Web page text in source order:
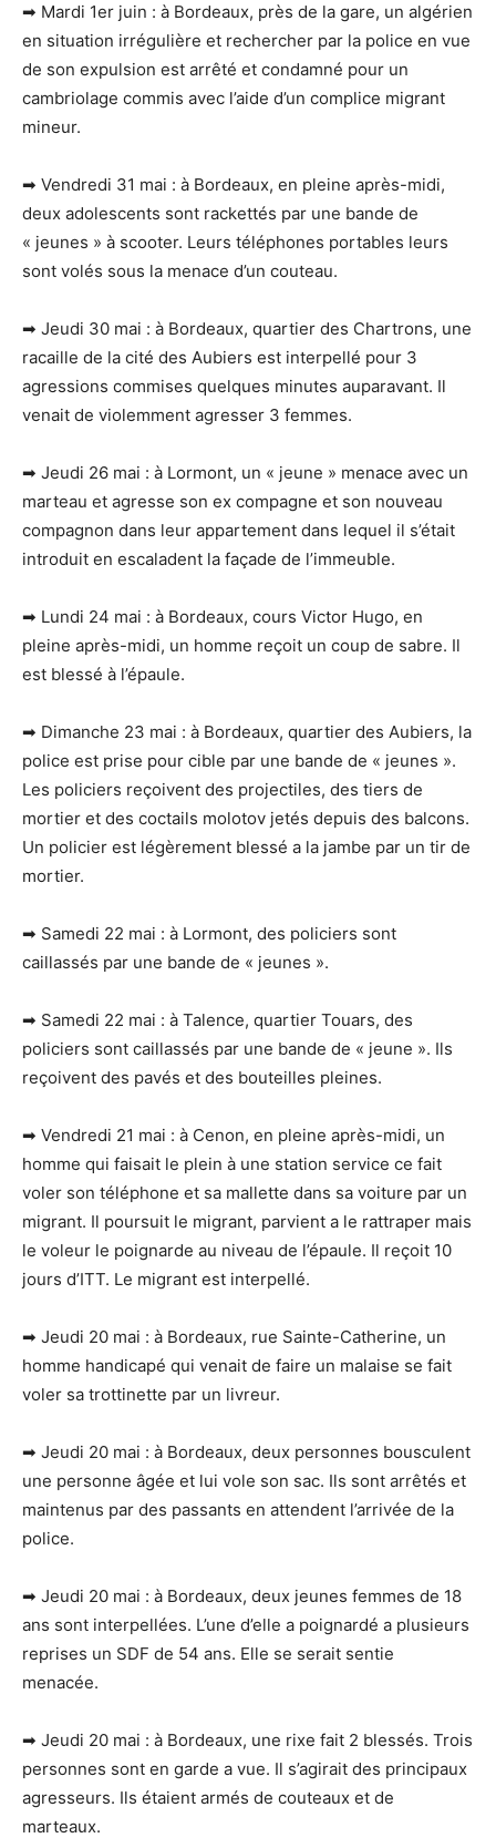
➡ Mardi 1er juin : à Bordeaux, près de la gare, un algérien
en situation irrégulière et rechercher par la police en vue
de son expulsion est arrêté et condamné pour un
cambriolage commis avec l’aide d’un complice migrant
mineur.
➡ Vendredi 31 mai : à Bordeaux, en pleine après-midi,
deux adolescents sont rackettés par une bande de
« jeunes » à scooter. Leurs téléphones portables leurs
sont volés sous la menace d’un couteau.
➡ Jeudi 30 mai : à Bordeaux, quartier des Chartrons, une
racaille de la cité des Aubiers est interpellé pour 3
agressions commises quelques minutes auparavant. Il
venait de violemment agresser 3 femmes.
➡ Jeudi 26 mai : à Lormont, un « jeune » menace avec un
marteau et agresse son ex compagne et son nouveau
compagnon dans leur appartement dans lequel il s’était
introduit en escaladent la façade de l’immeuble.
➡ Lundi 24 mai : à Bordeaux, cours Victor Hugo, en
pleine après-midi, un homme reçoit un coup de sabre. Il
est blessé à l’épaule.
➡ Dimanche 23 mai : à Bordeaux, quartier des Aubiers, la
police est prise pour cible par une bande de « jeunes ».
Les policiers reçoivent des projectiles, des tiers de
mortier et des coctails molotov jetés depuis des balcons.
Un policier est légèrement blessé a la jambe par un tir de
mortier.
➡ Samedi 22 mai : à Lormont, des policiers sont
caillassés par une bande de « jeunes ».
➡ Samedi 22 mai : à Talence, quartier Touars, des
policiers sont caillassés par une bande de « jeune ». Ils
reçoivent des pavés et des bouteilles pleines.
➡ Vendredi 21 mai : à Cenon, en pleine après-midi, un
homme qui faisait le plein à une station service ce fait
voler son téléphone et sa mallette dans sa voiture par un
migrant. Il poursuit le migrant, parvient a le rattraper mais
le voleur le poignarde au niveau de l’épaule. Il reçoit 10
jours d’ITT. Le migrant est interpellé.
➡ Jeudi 20 mai : à Bordeaux, rue Sainte-Catherine, un
homme handicapé qui venait de faire un malaise se fait
voler sa trottinette par un livreur.
➡ Jeudi 20 mai : à Bordeaux, deux personnes bousculent
une personne âgée et lui vole son sac. Ils sont arrêtés et
maintenus par des passants en attendent l’arrivée de la
police.
➡ Jeudi 20 mai : à Bordeaux, deux jeunes femmes de 18
ans sont interpellées. L’une d’elle a poignardé a plusieurs
reprises un SDF de 54 ans. Elle se serait sentie
menacée.
➡ Jeudi 20 mai : à Bordeaux, une rixe fait 2 blessés. Trois
personnes sont en garde a vue. Il s’agirait des principaux
agresseurs. Ils étaient armés de couteaux et de
marteaux.